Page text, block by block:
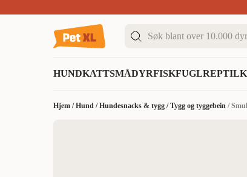
HUNDKATTSMÅDYRFISKFUGLREPTIL
Hjem /Hund /Hundesnacks & tygg /Tygg og tyggebein /